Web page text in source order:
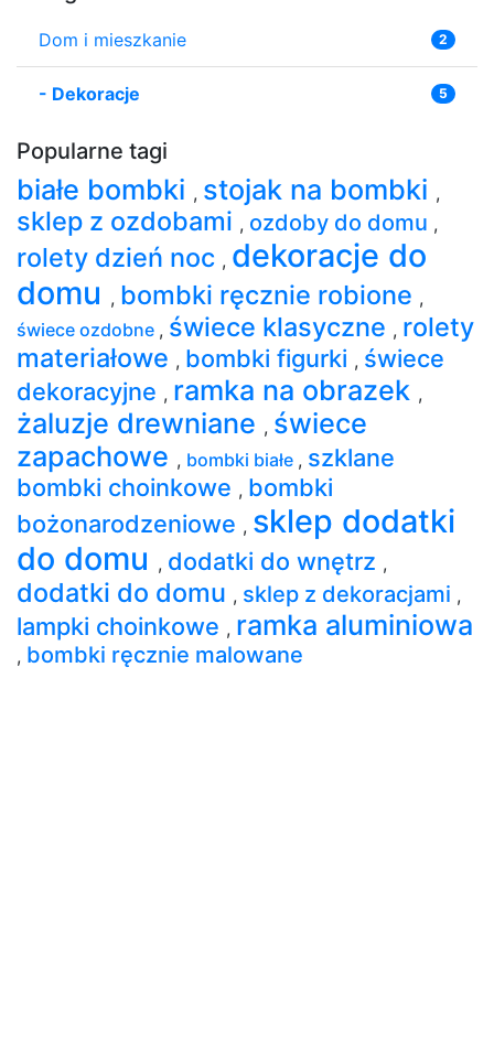
Dom i mieszkanie 2
- Dekoracje 5
Popularne tagi
białe bombki , stojak na bombki ,
sklep z ozdobami , ozdoby do domu ,
rolety dzień noc , dekoracje do
domu , bombki ręcznie robione ,
świece ozdobne , świece klasyczne , rolety
materiałowe , bombki figurki , świece
dekoracyjne , ramka na obrazek ,
żaluzje drewniane , świece
zapachowe , bombki białe , szklane
bombki choinkowe , bombki
bożonarodzeniowe , sklep dodatki
do domu , dodatki do wnętrz ,
dodatki do domu , sklep z dekoracjami ,
lampki choinkowe , ramka aluminiowa
, bombki ręcznie malowane